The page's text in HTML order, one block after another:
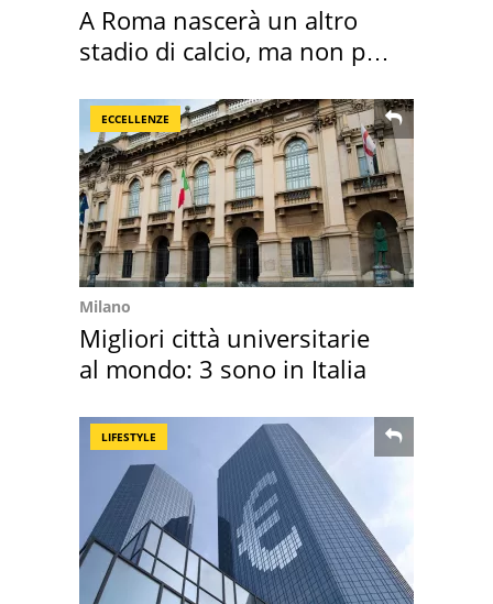
A Roma nascerà un altro
stadio di calcio, ma non per
ECCELLENZE
Milano
Migliori città universitarie
al mondo: 3 sono in Italia
LIFESTYLE